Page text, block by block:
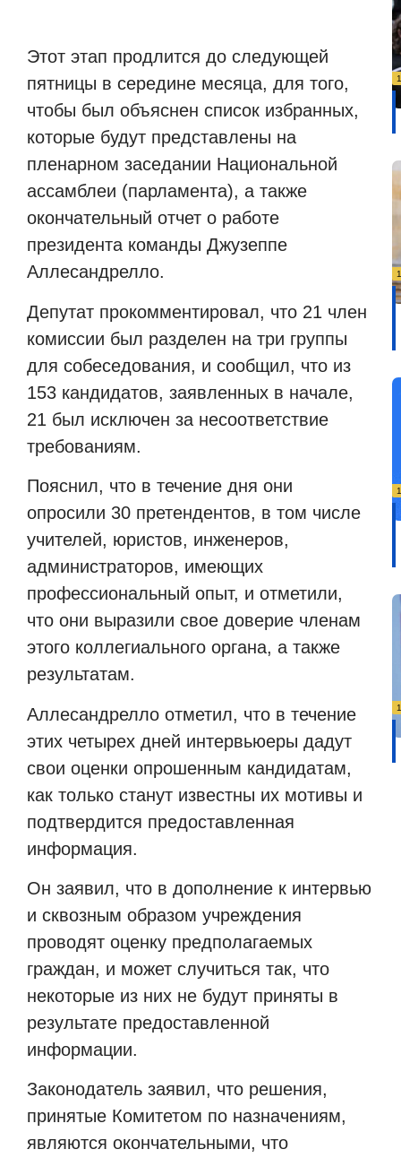
Этот этап продлится до следующей
пятницы в середине месяца, для того,
чтобы был объяснен список избранных,
которые будут представлены на
пленарном заседании Национальной
ассамблеи (парламента), а также
окончательный отчет о работе
президента команды Джузеппе
Аллесандрелло.
Депутат прокомментировал, что 21 член
комиссии был разделен на три группы
для собеседования, и сообщил, что из
153 кандидатов, заявленных в начале,
21 был исключен за несоответствие
требованиям.
Пояснил, что в течение дня они
опросили 30 претендентов, в том числе
учителей, юристов, инженеров,
администраторов, имеющих
профессиональный опыт, и отметили,
что они выразили свое доверие членам
этого коллегиального органа, а также
результатам.
Аллесандрелло отметил, что в течение
этих четырех дней интервьюеры дадут
свои оценки опрошенным кандидатам,
как только станут известны их мотивы и
подтвердится предоставленная
информация.
Он заявил, что в дополнение к интервью
и сквозным образом учреждения
проводят оценку предполагаемых
граждан, и может случиться так, что
некоторые из них не будут приняты в
результате предоставленной
информации.
Законодатель заявил, что решения,
принятые Комитетом по назначениям,
являются окончательными, что